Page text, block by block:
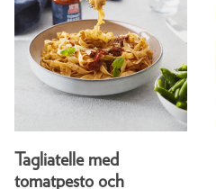
Tagliatelle med
tomatpesto och